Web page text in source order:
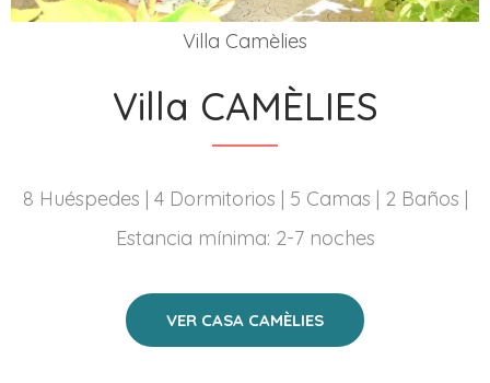
Villa Camèlies
Villa CAMÈLIES
8 Huéspedes | 4 Dormitorios | 5 Camas | 2 Baños |
Estancia mínima: 2-7 noches
VER CASA CAMÈLIES